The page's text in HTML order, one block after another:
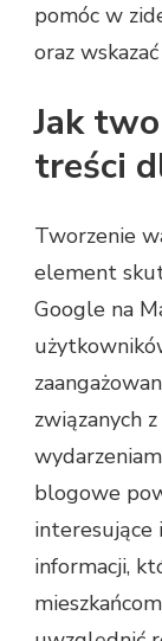
pomóc w
oraz
Jak
treści
Tworzenie
element
Google na
związanych
blogowe
interesujące
informacji,